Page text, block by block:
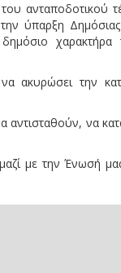
ύπαρξη
ακυρώσει την
να
με την Ένωσή